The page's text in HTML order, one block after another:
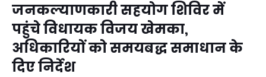
जनकल्याणकारी सहयोग शिविर में
पहुंचे विधायक विजय खेमका,
अधिकारियों को समयबद्ध समाधान के
दिए निर्देश